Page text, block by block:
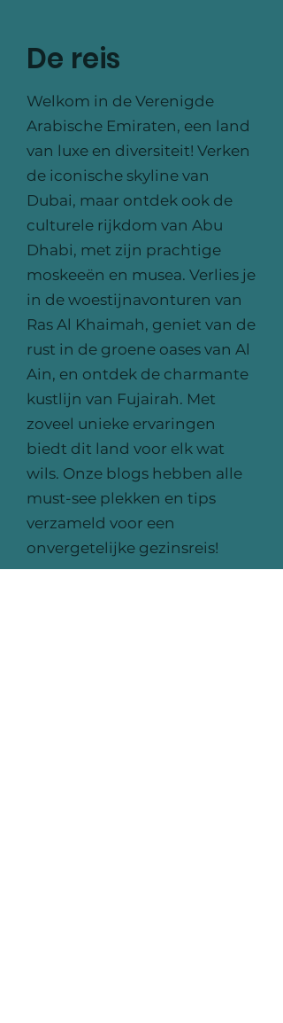
De reis
Welkom in de Verenigde
Arabische Emiraten, een land
van luxe en diversiteit! Verken
de iconische skyline van
Dubai, maar ontdek ook de
culturele rijkdom van Abu
Dhabi, met zijn prachtige
moskeeën en musea. Verlies je
in de woestijnavonturen van
Ras Al Khaimah, geniet van de
rust in de groene oases van Al
Ain, en ontdek de charmante
kustlijn van Fujairah. Met
zoveel unieke ervaringen
biedt dit land voor elk wat
wils. Onze blogs hebben alle
must-see plekken en tips
verzameld voor een
onvergetelijke gezinsreis!